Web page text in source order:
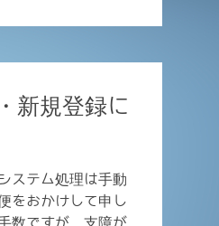
新規登録に
ステム処理は手動
をおかけして申し
数ですが、支障が